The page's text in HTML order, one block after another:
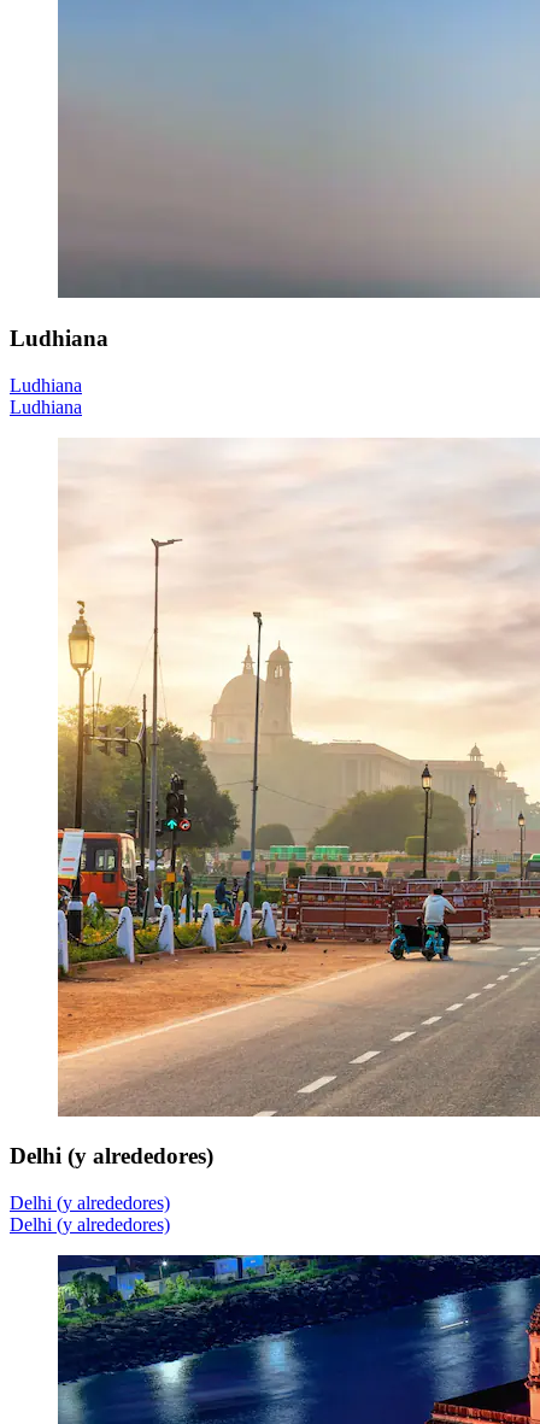
Ludhiana
Ludhiana
Ludhiana
Delhi (y alrededores)
Delhi (y alrededores)
Delhi (y alrededores)